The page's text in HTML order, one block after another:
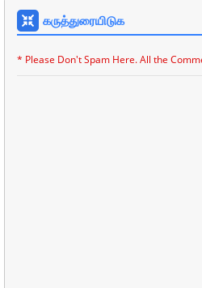
கருத்துரையிடுக
* Please Don't Spam Here. All the